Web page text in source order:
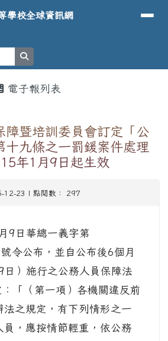
高級中等學校全球資
學校全球資訊網
電子報列表
障暨培訓委員會訂定「公
十九條之一罰鍰案件處理
年1月9日起生效
12-23 | 點閱數： 297
9日華總一義字第
令公布，並自公布後6個月
日）施行之公務人員保障法
「（第一項）各機關違反前
法之規定，有下列情形之一
員，應按情節輕重，依公務